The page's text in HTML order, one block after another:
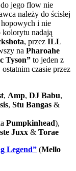
jego flow nie
należy do ścisłej
i nie
kolorytu nadają
, przez ILL
na Pharoahe
Tyson” to jeden z
czasie przez
, Amp, DJ Babu,
, Stu Bangas &
Pumpkinhead),
Juxx & Torae
Legend” (Mello